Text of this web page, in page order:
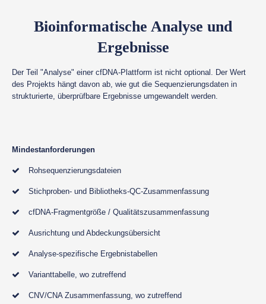
Bioinformatische Analyse und
Ergebnisse
Der Teil "Analyse" einer cfDNA-Plattform ist nicht optional. Der Wert
des Projekts hängt davon ab, wie gut die Sequenzierungsdaten in
strukturierte, überprüfbare Ergebnisse umgewandelt werden.
Mindestanforderungen
Rohsequenzierungsdateien
Stichproben- und Bibliotheks-QC-Zusammenfassung
cfDNA-Fragmentgröße / Qualitätszusammenfassung
Ausrichtung und Abdeckungsübersicht
Analyse-spezifische Ergebnistabellen
Varianttabelle, wo zutreffend
CNV/CNA Zusammenfassung, wo zutreffend